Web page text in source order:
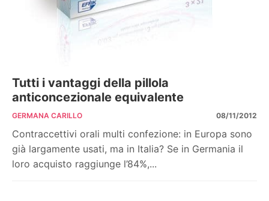
Tutti i vantaggi della pillola
anticoncezionale equivalente
GERMANA CARILLO 08/11/2012
Contraccettivi orali multi confezione: in Europa sono
già largamente usati, ma in Italia? Se in Germania il
loro acquisto raggiunge l’84%,...